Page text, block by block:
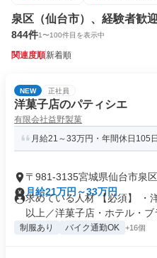
泉区（仙台市）、経験者歓
844件1〜100件目を表示中
関連度順新着順
NEW 正社員
洋菓子店のパティシエ
有限会社益野製菓
月給21～33万円・年間休日105
〒981-3135宮城県仙台市泉
月給21万円～33万円
求めている人材 【必須】 ・
以上／洋菓子店・ホテル・ブ
制服あり バイク通勤OK +16個